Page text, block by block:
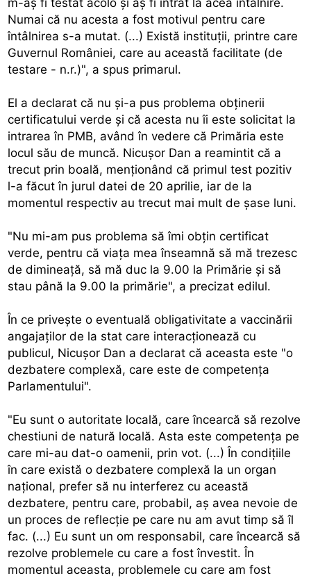
Numai că nu acesta a fost motivul pentru care
întâlnirea s-a mutat. (...) Există instituţii, printre care
Guvernul României, care au această facilitate (de
testare - n.r.)", a spus primarul.
El a declarat că nu şi-a pus problema obţinerii
certificatului verde şi că acesta nu îi este solicitat la
intrarea în PMB, având în vedere că Primăria este
locul său de muncă. Nicuşor Dan a reamintit că a
trecut prin boală, menţionând că primul test pozitiv
l-a făcut în jurul datei de 20 aprilie, iar de la
momentul respectiv au trecut mai mult de şase luni.
"Nu mi-am pus problema să îmi obţin certificat
verde, pentru că viaţa mea înseamnă să mă trezesc
de dimineaţă, să mă duc la 9.00 la Primărie şi să
stau până la 9.00 la primărie", a precizat edilul.
În ce priveşte o eventuală obligativitate a vaccinării
angajaţilor de la stat care interacţionează cu
publicul, Nicuşor Dan a declarat că aceasta este "o
dezbatere complexă, care este de competenţa
Parlamentului".
"Eu sunt o autoritate locală, care încearcă să rezolve
chestiuni de natură locală. Asta este competenţa pe
care mi-au dat-o oamenii, prin vot. (...) În condiţiile
în care există o dezbatere complexă la un organ
naţional, prefer să nu interferez cu această
dezbatere, pentru care, probabil, aş avea nevoie de
un proces de reflecţie pe care nu am avut timp să îl
fac. (...) Eu sunt un om responsabil, care încearcă să
rezolve problemele cu care a fost învestit. În
momentul aceasta, problemele cu care am fost